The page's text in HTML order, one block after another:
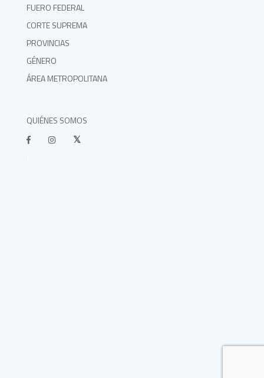
FUERO FEDERAL
CORTE SUPREMA
PROVINCIAS
GÉNERO
ÁREA METROPOLITANA
QUIÉNES SOMOS